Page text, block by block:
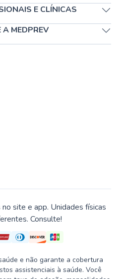
E CLÍNICAS
A MEDPREV
site e app. Unidades físicas
Consulte!
e não garante a cobertura
assistenciais à saúde. Você